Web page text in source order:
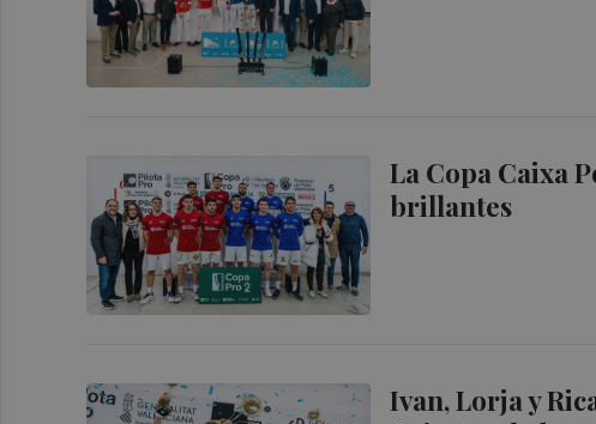
La Copa Caixa
brillantes
Ivan, Lorja y